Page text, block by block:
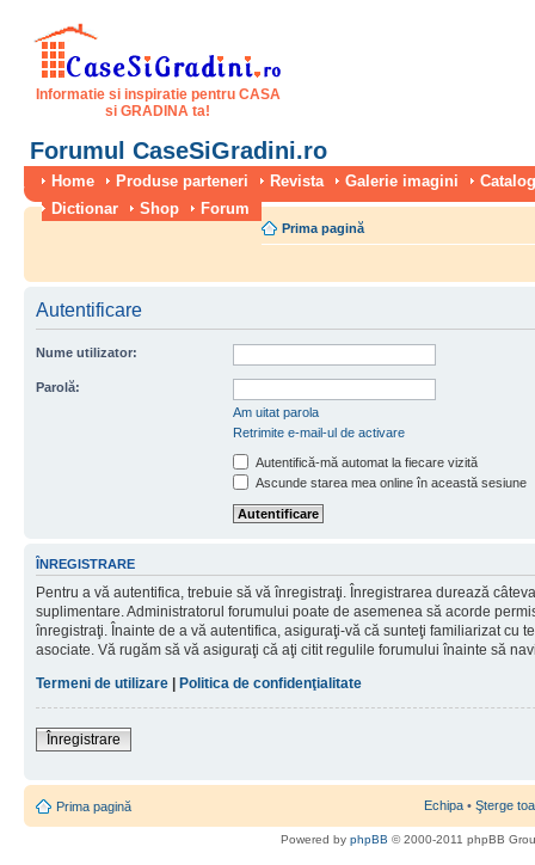
Informatie si inspiratie pentru CASA
si GRADINA ta!
Forumul CaseSiGradini.ro
Home Produse parteneri Revista Galerie imagini
Dictionar
Shop Forum
Prima pagină
Autentificare
Nume utilizator:
Parolă:
Am uitat parola
Retrimite e-mail-ul de activare
Autentifică-mă automat la fiecare vizită
Ascunde starea mea online în această sesiune
ÎNREGISTRARE
Pentru a vă autentifica, trebuie să vă înregistraţi. Înregistrarea durează
suplimentare. Administratorul forumului poate de asemenea să acorde
înregistraţi. Înainte de a vă autentifica, asiguraţi-vă că sunteţi familiarizat cu
asociate. Vă rugăm să vă asiguraţi că aţi citit regulile forumului înainte să
Termeni de utilizare | Politica de confidenţialitate
Înregistrare
Prima pagină Echipa • Şterge
Powered by phpBB © 2000-2011 phpBB